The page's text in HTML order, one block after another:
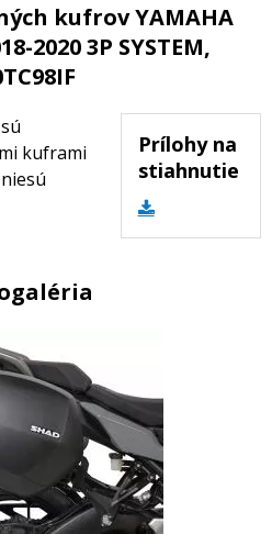
kufrov YAMAHA
2020 3P SYSTEM,
Prílohy na
stiahnutie
kuframi